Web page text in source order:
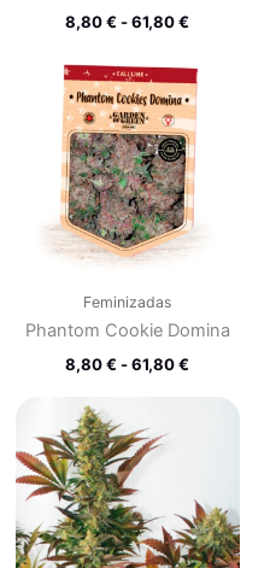
8,80€ - 61,80€
Feminizadas
Phantom Cookie Domina
8,80€ - 61,80€
de
precios:
desde
8,80 €
hasta
61,80 €
Rango
hasta
61,80 €